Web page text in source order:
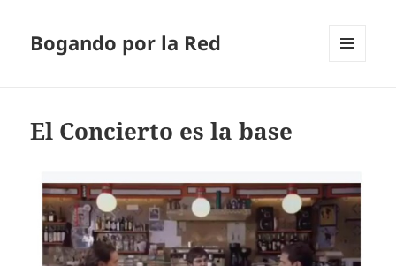
Bogando por la Red
El Concierto es la base